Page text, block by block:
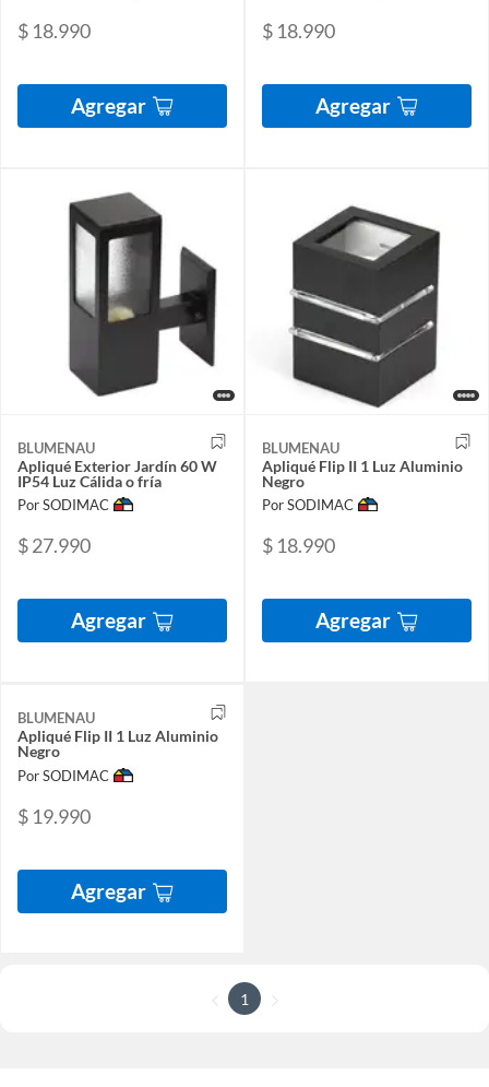
$ 18.990
Agregar
$ 18.990
Agregar
BLUMENAU
Apliqué Exterior Jardín 60 W
IP54 Luz Cálida o fría
Por SODIMAC
$ 27.990
Agregar
BLUMENAU
Apliqué Flip II 1 Luz Aluminio
Negro
Por SODIMAC
$ 18.990
Agregar
BLUMENAU
Apliqué Flip II 1 Luz Aluminio
Negro
Por SODIMAC
$ 19.990
Agregar
1